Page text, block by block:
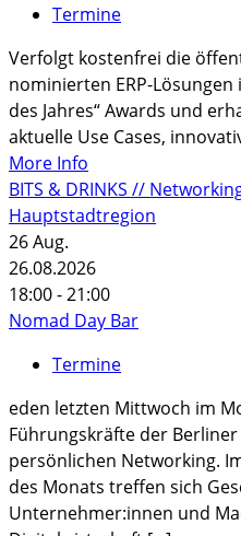
Termine
Verfolgt kostenfrei die
nominierten ERP-Lösungen
des Jahres“ Awards und
aktuelle Use Cases,
More Info
BITS & DRINKS //
Hauptstadtregion
26Aug.
26.08.2026
18:00 - 21:00
Nomad Day Bar
Termine
eden letzten Mittwoch im
Führungskräfte der
persönlichen Networking.
des Monats treffen sich
Unternehmer:innen und